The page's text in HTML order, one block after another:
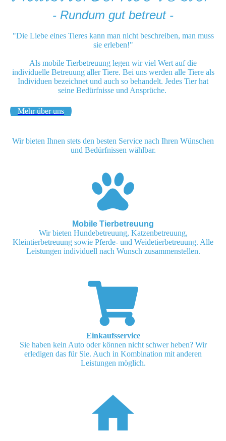
- Rundum gut betreut -
"Die Liebe eines Tieres kann man nicht beschreiben, man muss
sie erleben!"
Als mobile Tierbetreuung legen wir viel Wert auf die
individuelle Betreuung aller Tiere. Bei uns werden alle Tiere als
Individuen bezeichnet und auch so behandelt. Jedes Tier hat
seine Bedürfnisse und Ansprüche.
Mehr über uns
Wir bieten Ihnen stets den besten Service nach Ihren Wünschen
und Bedürfnissen wählbar.
Mobile Tierbetreuung
Wir bieten Hundebetreuung, Katzenbetreuung,
Kleintierbetreuung sowie Pferde- und Weidetierbetreuung. Alle
Leistungen individuell nach Wunsch zusammenstellen.
Einkaufsservice
Sie haben kein Auto oder können nicht schwer heben? Wir
erledigen das für Sie. Auch in Kombination mit anderen
Leistungen möglich.